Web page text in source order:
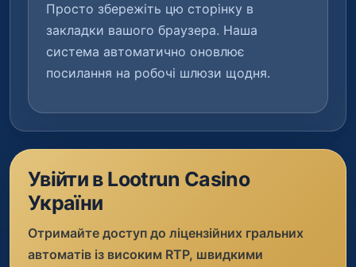
Просто збережіть цю сторінку в
закладки вашого браузера. Наша
система автоматично оновлює
посилання на робочі шлюзи щодня.
Увійти в Lootrun Casino
України
Отримайте доступ до ліцензійних гральних
автоматів із високим RTP, швидкими